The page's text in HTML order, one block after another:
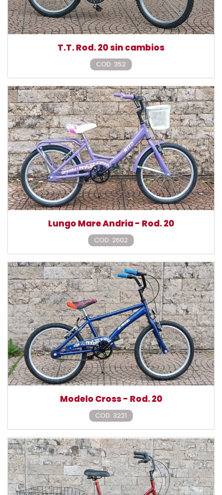
T.T. Rod. 20 sin cambios
COD. 352
Lungo Mare Andria - Rod. 20
COD. 2602
Modelo Cross - Rod. 20
COD. 3221